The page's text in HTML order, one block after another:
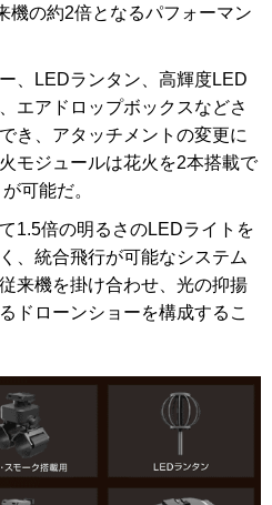
機の約2倍となるパフォーマン
、LEDランタン、高輝度LED
エアドロップボックスなどさ
き、アタッチメントの変更に
モジュールは花火を2本搭載で
可能だ。
1.5倍の明るさのLEDライトを
、統合飛行が可能なシステム
来機を掛け合わせ、光の抑揚
ドローンショーを構成するこ